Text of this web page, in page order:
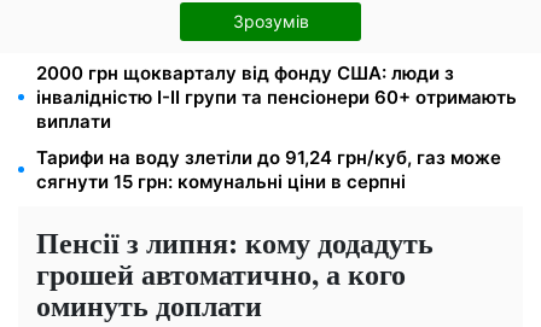
Зрозумів
Пенсійна реформа у вересні: добровільні
накопичення й перегляд спецпенсій суддів
2000 грн щокварталу від фонду США: люди з
інвалідністю I-II групи та пенсіонери 60+ отримають
виплати
Тарифи на воду злетіли до 91,24 грн/куб, газ може
сягнути 15 грн: комунальні ціни в серпні
Пенсії з липня: кому додадуть
грошей автоматично, а кого
оминуть доплати